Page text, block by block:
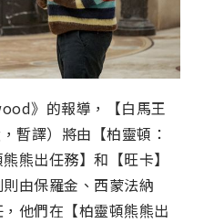
》的報導，【白馬王
暫譯）將由【柏靈頓：
熊出任務】和【旺卡】
由保羅金、西蒙法納
他們在【柏靈頓熊熊出